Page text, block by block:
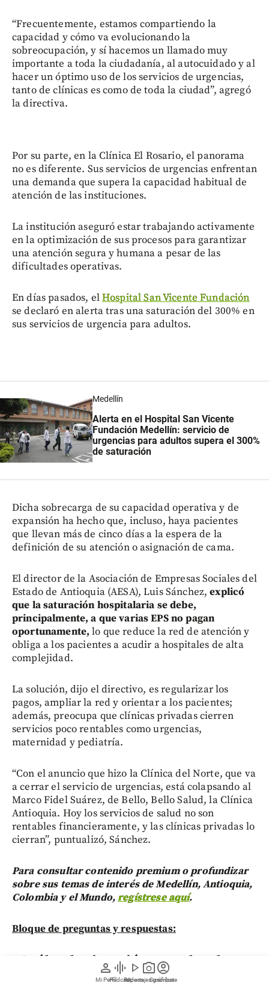
person
Mi Perfil
graphic_eq
Pódcast
play_arrow
Videos
photo_camera
Reportajes gráficos
account_circle
Suscríbete
“Frecuentemente, estamos compartiendo la
capacidad y cómo va evolucionando la
sobreocupación, y sí hacemos un llamado muy
importante a toda la ciudadanía, al autocuidado y al
hacer un óptimo uso de los servicios de urgencias,
tanto de clínicas es como de toda la ciudad”, agregó
la directiva.
Por su parte, en la Clínica El Rosario, el panorama
no es diferente. Sus servicios de urgencias enfrentan
una demanda que supera la capacidad habitual de
atención de las instituciones.
La institución aseguró estar trabajando activamente
en la optimización de sus procesos para garantizar
una atención segura y humana a pesar de las
dificultades operativas.
En días pasados, elHospital San Vicente Fundación
se declaró en alerta tras una saturación del 300% en
sus servicios de urgencia para adultos.
Medellín
Alerta en el Hospital San Vicente
Fundación Medellín: servicio de
urgencias para adultos supera el 300%
de saturación
Dicha sobrecarga de su capacidad operativa y de
expansión ha hecho que, incluso, haya pacientes
que llevan más de cinco días a la espera de la
definición de su atención o asignación de cama.
El director de la Asociación de Empresas Sociales del
Estado de Antioquia (AESA), Luis Sánchez,explicó
que la saturación hospitalaria se debe,
principalmente, a que varias EPS no pagan
oportunamente, lo que reduce la red de atención y
obliga a los pacientes a acudir a hospitales de alta
complejidad.
La solución, dijo el directivo, es regularizar los
pagos, ampliar la red y orientar a los pacientes;
además, preocupa que clínicas privadas cierren
servicios poco rentables como urgencias,
maternidad y pediatría.
“Con el anuncio que hizo la Clínica del Norte, que va
a cerrar el servicio de urgencias, está colapsando al
Marco Fidel Suárez, de Bello, Bello Salud, la Clínica
Antioquia. Hoy los servicios de salud no son
rentables financieramente, y las clínicas privadas lo
cierran”, puntualizó, Sánchez.
Para consultar contenido premium o profundizar
sobre sus temas de interés de Medellín, Antioquia,
Colombia y el Mundo,regístrese aquí.
Bloque de preguntas y respuestas:
¿Cuál es la situación actual en la
Clínica CES, la Clínica El Rosario y el